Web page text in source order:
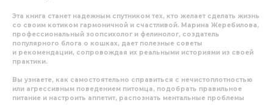
Эта книга станет надежным спутником тех, кто желает сделать жизнь
со своим котиком гармоничной и счастливой. Марина Жеребилова,
профессиональный зоопсихолог и фелинолог, создатель
популярного блога о кошках, дает полезные советы
и рекомендации, сопровождая их реальными историями из своей
практики.
Вы узнаете, как самостоятельно справиться с нечистоплотностью
или агрессивным поведением питомца, подобрать правильное
питание и настроить аппетит, распознать ментальные проблемы